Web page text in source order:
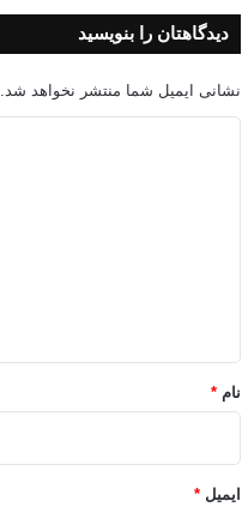
دیدگاهتان را بنویسید
نشانی ایمیل شما منتشر نخواهد شد.
نام *
ایمیل *